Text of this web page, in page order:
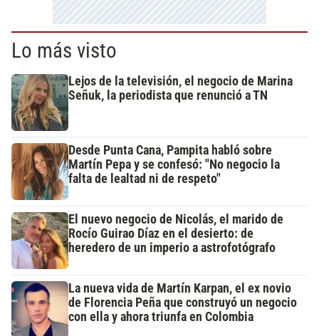
Lo más visto
Lejos de la televisión, el negocio de Marina
Señuk, la periodista que renunció a TN
Desde Punta Cana, Pampita habló sobre
Martín Pepa y se confesó: "No negocio la
falta de lealtad ni de respeto"
El nuevo negocio de Nicolás, el marido de
Rocío Guirao Díaz en el desierto: de
heredero de un imperio a astrofotógrafo
La nueva vida de Martín Karpan, el ex novio
de Florencia Peña que construyó un negocio
con ella y ahora triunfa en Colombia